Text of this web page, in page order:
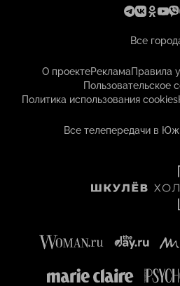
Все
О проектеРекламаПравила
Пользовательское
Политика использования cookies
Все телепередачи в